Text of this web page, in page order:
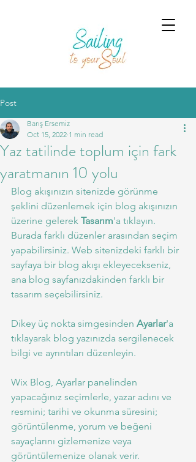
Post
Yaz tatilinde toplum için fark
yaratmanın 10 yolu
Barış Ersemiz
Oct 15, 2022 1 min read
Blog akışınızın sitenizde görünme
şeklini düzenlemek için blog akışınızın
üzerine gelerek Tasarım'a tıklayın.
Burada farklı düzenler arasından seçim
yapabilirsiniz. Web sitenizdeki farklı bir
sayfaya bir blog akışı ekleyecekseniz,
ana blog sayfanızdakinden farklı bir
tasarım seçebilirsiniz.
Dikey üç nokta simgesinden Ayarlar'a
tıklayarak blog yazınızda sergilenecek
bilgi ve ayrıntıları düzenleyin.
Wix Blog, Ayarlar panelinden
yapacağınız seçimlerle, yazar adını ve
resmini; tarihi ve okunma süresini;
görüntülenme, yorum ve beğeni
sayaçlarını gizlemenize veya
görüntülemenize olanak verir.